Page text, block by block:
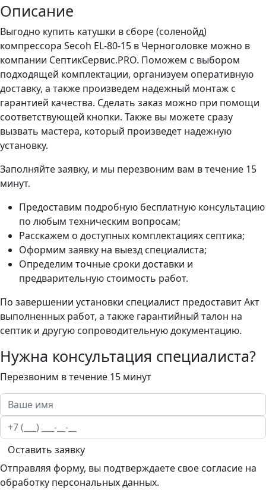
Описание
Выгодно купить катушки в сборе (соленойд)
компрессора Secoh EL-80-15 в Черноголовке можно в
компании СептикСервис.PRO. Поможем с выбором
подходящей комплектации, организуем оперативную
доставку, а также произведем надежный монтаж с
гарантией качества. Сделать заказ можно при помощи
соответствующей кнопки. Также вы можете сразу
вызвать мастера, который произведет надежную
установку.
Заполняйте заявку, и мы перезвоним вам в течение 15
минут.
Предоставим подробную бесплатную консультацию
по любым техническим вопросам;
Расскажем о доступных комплектациях септика;
Оформим заявку на выезд специалиста;
Определим точные сроки доставки и
предварительную стоимость работ.
По завершении установки специалист предоставит Акт
выполненных работ, а также гарантийный талон на
септик и другую сопроводительную документацию.
Нужна консультация специалиста?
Перезвоним в течение 15 минут
Оставить заявку
Отправляя форму, вы подтверждаете свое согласие на
обработку персональных данных.